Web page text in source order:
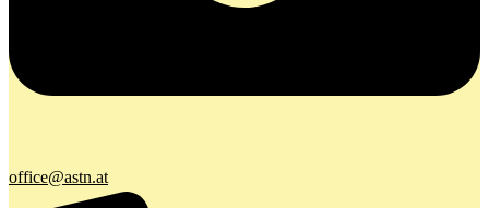
office@astn.at